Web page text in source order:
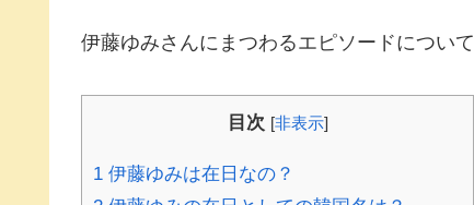
伊藤ゆみさんにまつわるエピソードについて
目次 [非表示]
1 伊藤ゆみは在日なの？